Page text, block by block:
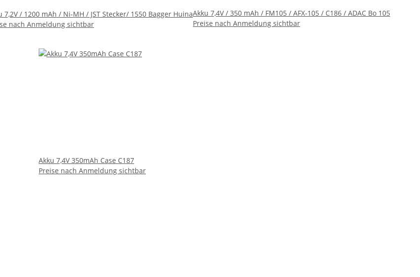
7,2V / 1200 mAh / Ni-MH / JST Stecker/ 1550 Bagger Huina
nach Anmeldung sichtbar
Akku 7,4V / 350 mAh / FM105 / AFX-105 / C186 / ADAC Bo 105
Preise nach Anmeldung sichtbar
Akku 7,4V 350mAh Case C187
Preise nach Anmeldung sichtbar